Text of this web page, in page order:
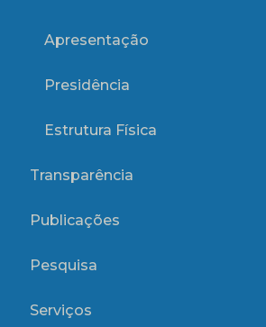
Apresentação
Presidência
Estrutura Física
Transparência
Publicações
Pesquisa
Serviços